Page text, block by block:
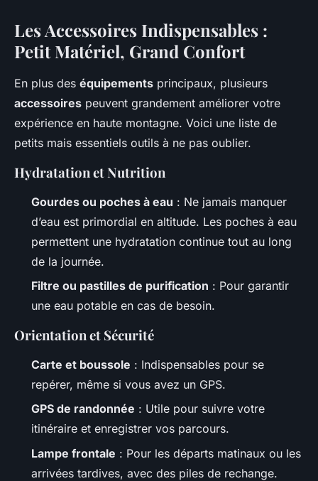
Les Accessoires Indispensables :
Petit Matériel, Grand Confort
En plus des équipements principaux, plusieurs
accessoires peuvent grandement améliorer votre
expérience en haute montagne. Voici une liste de
petits mais essentiels outils à ne pas oublier.
Hydratation et Nutrition
Gourdes ou poches à eau : Ne jamais manquer
d’eau est primordial en altitude. Les poches à eau
permettent une hydratation continue tout au long
de la journée.
Filtre ou pastilles de purification : Pour garantir
une eau potable en cas de besoin.
Orientation et Sécurité
Carte et boussole : Indispensables pour se
repérer, même si vous avez un GPS.
GPS de randonnée : Utile pour suivre votre
itinéraire et enregistrer vos parcours.
Lampe frontale : Pour les départs matinaux ou les
arrivées tardives, avec des piles de rechange.